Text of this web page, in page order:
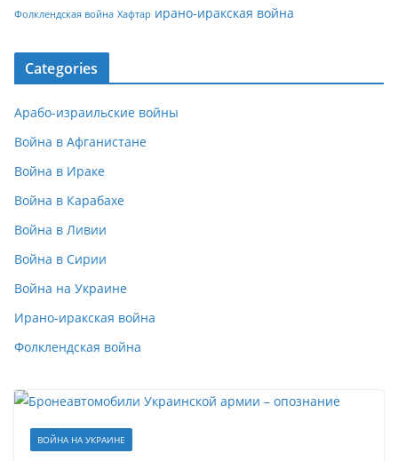
Фолклендская война Хафтар ирано-иракская война
Categories
Арабо-израильские войны
Война в Афганистане
Война в Ираке
Война в Карабахе
Война в Ливии
Война в Сирии
Война на Украине
Ирано-иракская война
Фолклендская война
ВОЙНА НА УКРАИНЕ